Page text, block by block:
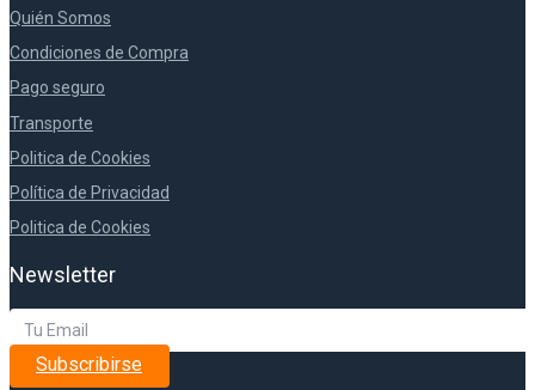
Quién Somos
Condiciones de Compra
Pago seguro
Transporte
Politica de Cookies
Política de Privacidad
Politica de Cookies
Newsletter
Subscribirse